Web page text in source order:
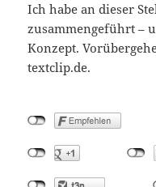
Ich habe an dieser
zusammengeführt –
Konzept.
textclip.de.